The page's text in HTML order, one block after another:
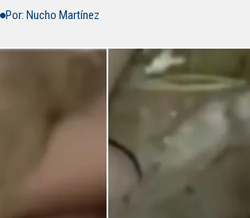
Por: Nucho Martínez